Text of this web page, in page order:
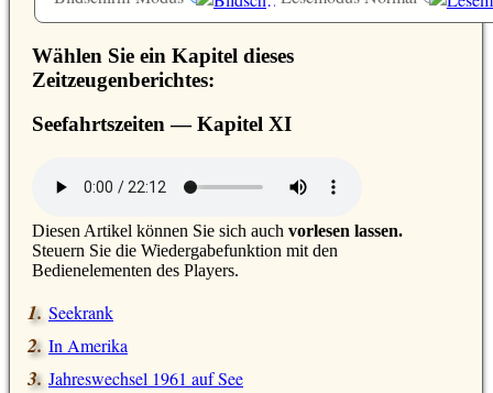
Wählen Sie ein Kapitel dieses
Zeitzeugenberichtes:
Seefahrtszeiten — Kapitel XI
Diesen Artikel können Sie sich auch vorlesen lassen.
Steuern Sie die Wiedergabefunktion mit den
Bedienelementen des Players.
Seekrank
In Amerika
Jahreswechsel 1961 auf See